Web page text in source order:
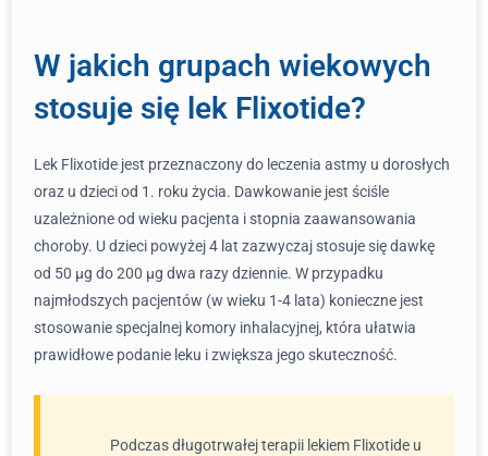
W jakich grupach wiekowych
stosuje się lek Flixotide?
Lek Flixotide jest przeznaczony do leczenia astmy u dorosłych
oraz u dzieci od 1. roku życia. Dawkowanie jest ściśle
uzależnione od wieku pacjenta i stopnia zaawansowania
choroby. U dzieci powyżej 4 lat zazwyczaj stosuje się dawkę
od 50 µg do 200 µg dwa razy dziennie. W przypadku
najmłodszych pacjentów (w wieku 1-4 lata) konieczne jest
stosowanie specjalnej komory inhalacyjnej, która ułatwia
prawidłowe podanie leku i zwiększa jego skuteczność.
Podczas długotrwałej terapii lekiem Flixotide u